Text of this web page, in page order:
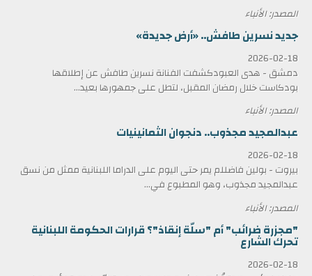
المصدر: الأنباء
جديد نسرين طافش.. «أرض جديدة»
2026-02-18
دمشق - هدى العبودكشفت الفنانة نسرين طافش عن إطلاقها
بودكاست خلال رمضان المقبل، لتطل على جمهورها بعيد...
المصدر: الأنباء
عبدالمجيد مجذوب.. دنجوان الثمانينيات
2026-02-18
بيروت - بولين فاضللم يمر حتى اليوم على الدراما اللبنانية ممثل من نسق
عبدالمجيد مجذوب، وهو المطبوع في...
المصدر: الأنباء
"مجزرة ضرائب" أم "سلّة إنقاذ"؟ قرارات الحكومة اللبنانية
تحرك الشارع
2026-02-18